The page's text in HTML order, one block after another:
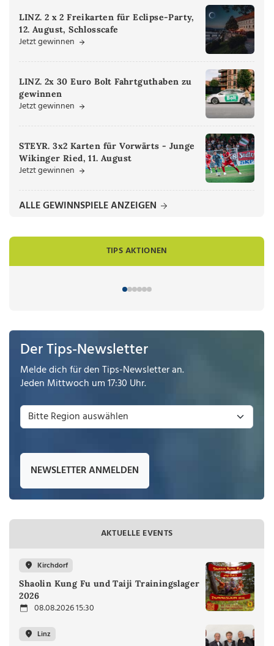
LINZ. 2 x 2 Freikarten für Eclipse-Party,
12. August, Schlosscafe
Jetzt gewinnen
LINZ. 2x 30 Euro Bolt Fahrtguthaben zu
gewinnen
Jetzt gewinnen
STEYR. 3x2 Karten für Vorwärts - Junge
Wikinger Ried, 11. August
Jetzt gewinnen
ALLE GEWINNSPIELE ANZEIGEN
TIPS AKTIONEN
Der Tips-Newsletter
Melde dich für den Tips-Newsletter an.
Jeden Mittwoch um 17:30 Uhr.
NEWSLETTER ANMELDEN
AKTUELLE EVENTS
Kirchdorf
Shaolin Kung Fu und Taiji Trainingslager
2026
08.08.2026 15:30
Linz